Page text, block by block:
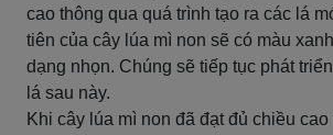
cao thông qua quá trình tạo ra các lá
tiên của cây lúa mì non sẽ có màu
dạng nhọn. Chúng sẽ tiếp tục phát
lá sau này.
Khi cây lúa mì non đã đạt đủ chiều